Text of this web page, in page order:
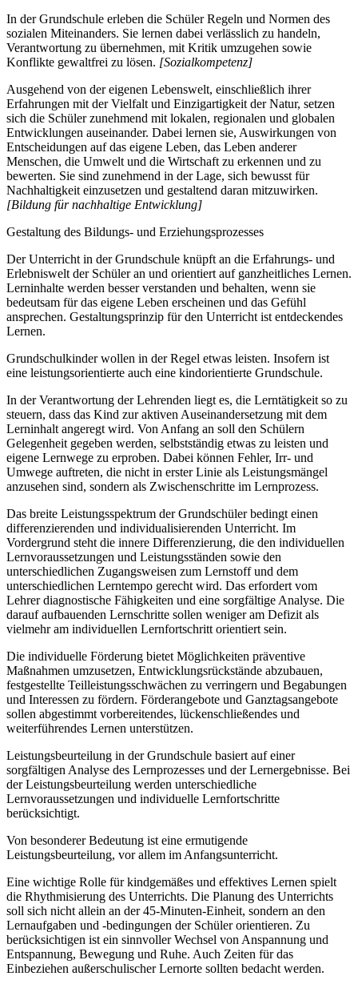
In der Grundschule erleben die Schüler Regeln und Normen des
sozialen Miteinanders. Sie lernen dabei verlässlich zu handeln,
Verantwortung zu übernehmen, mit Kritik umzugehen sowie
Konflikte gewaltfrei zu lösen. [Sozialkompetenz]
Ausgehend von der eigenen Lebenswelt, einschließlich ihrer
Erfahrungen mit der Vielfalt und Einzigartigkeit der Natur, setzen
sich die Schüler zunehmend mit lokalen, regionalen und globalen
Entwicklungen auseinander. Dabei lernen sie, Auswirkungen von
Entscheidungen auf das eigene Leben, das Leben anderer
Menschen, die Umwelt und die Wirtschaft zu erkennen und zu
bewerten. Sie sind zunehmend in der Lage, sich bewusst für
Nachhaltigkeit einzusetzen und gestaltend daran mitzuwirken.
[Bildung für nachhaltige Entwicklung]
Gestaltung des Bildungs- und Erziehungsprozesses
Der Unterricht in der Grundschule knüpft an die Erfahrungs- und
Erlebniswelt der Schüler an und orientiert auf ganzheitliches Lernen.
Lerninhalte werden besser verstanden und behalten, wenn sie
bedeutsam für das eigene Leben erscheinen und das Gefühl
ansprechen. Gestaltungsprinzip für den Unterricht ist entdeckendes
Lernen.
Grundschulkinder wollen in der Regel etwas leisten. Insofern ist
eine leistungsorientierte auch eine kindorientierte Grundschule.
In der Verantwortung der Lehrenden liegt es, die Lerntätigkeit so zu
steuern, dass das Kind zur aktiven Auseinandersetzung mit dem
Lerninhalt angeregt wird. Von Anfang an soll den Schülern
Gelegenheit gegeben werden, selbstständig etwas zu leisten und
eigene Lernwege zu erproben. Dabei können Fehler, Irr- und
Umwege auftreten, die nicht in erster Linie als Leistungsmängel
anzusehen sind, sondern als Zwischenschritte im Lernprozess.
Das breite Leistungsspektrum der Grundschüler bedingt einen
differenzierenden und individualisierenden Unterricht. Im
Vordergrund steht die innere Differenzierung, die den individuellen
Lernvoraussetzungen und Leistungsständen sowie den
unterschiedlichen Zugangsweisen zum Lernstoff und dem
unterschiedlichen Lerntempo gerecht wird. Das erfordert vom
Lehrer diagnostische Fähigkeiten und eine sorgfältige Analyse. Die
darauf aufbauenden Lernschritte sollen weniger am Defizit als
vielmehr am individuellen Lernfortschritt orientiert sein.
Die individuelle Förderung bietet Möglichkeiten präventive
Maßnahmen umzusetzen, Entwicklungsrückstände abzubauen,
festgestellte Teilleistungsschwächen zu verringern und Begabungen
und Interessen zu fördern. Förderangebote und Ganztagsangebote
sollen abgestimmt vorbereitendes, lückenschließendes und
weiterführendes Lernen unterstützen.
Leistungsbeurteilung in der Grundschule basiert auf einer
sorgfältigen Analyse des Lernprozesses und der Lernergebnisse. Bei
der Leistungsbeurteilung werden unterschiedliche
Lernvoraussetzungen und individuelle Lernfortschritte
berücksichtigt.
Von besonderer Bedeutung ist eine ermutigende
Leistungsbeurteilung, vor allem im Anfangsunterricht.
Eine wichtige Rolle für kindgemäßes und effektives Lernen spielt
die Rhythmisierung des Unterrichts. Die Planung des Unterrichts
soll sich nicht allein an der 45-Minuten-Einheit, sondern an den
Lernaufgaben und -bedingungen der Schüler orientieren. Zu
berücksichtigen ist ein sinnvoller Wechsel von Anspannung und
Entspannung, Bewegung und Ruhe. Auch Zeiten für das
Einbeziehen außerschulischer Lernorte sollten bedacht werden.